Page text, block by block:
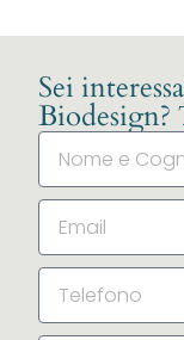
Sei
Biodesign?